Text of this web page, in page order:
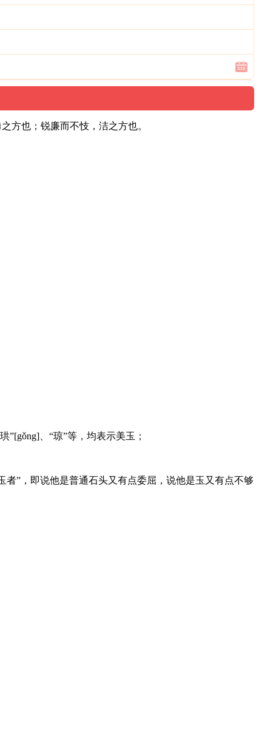
方也；锐廉而不忮，洁之方也。
”[gǒng]、“琼”等，均表示美玉；
者”，即说他是普通石头又有点委屈，说他是玉又有点不够